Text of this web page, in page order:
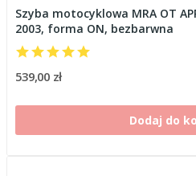
Szyba motocyklowa MRA OT
2003, forma ON, bezbarwna
539,00 zł
Dodaj do